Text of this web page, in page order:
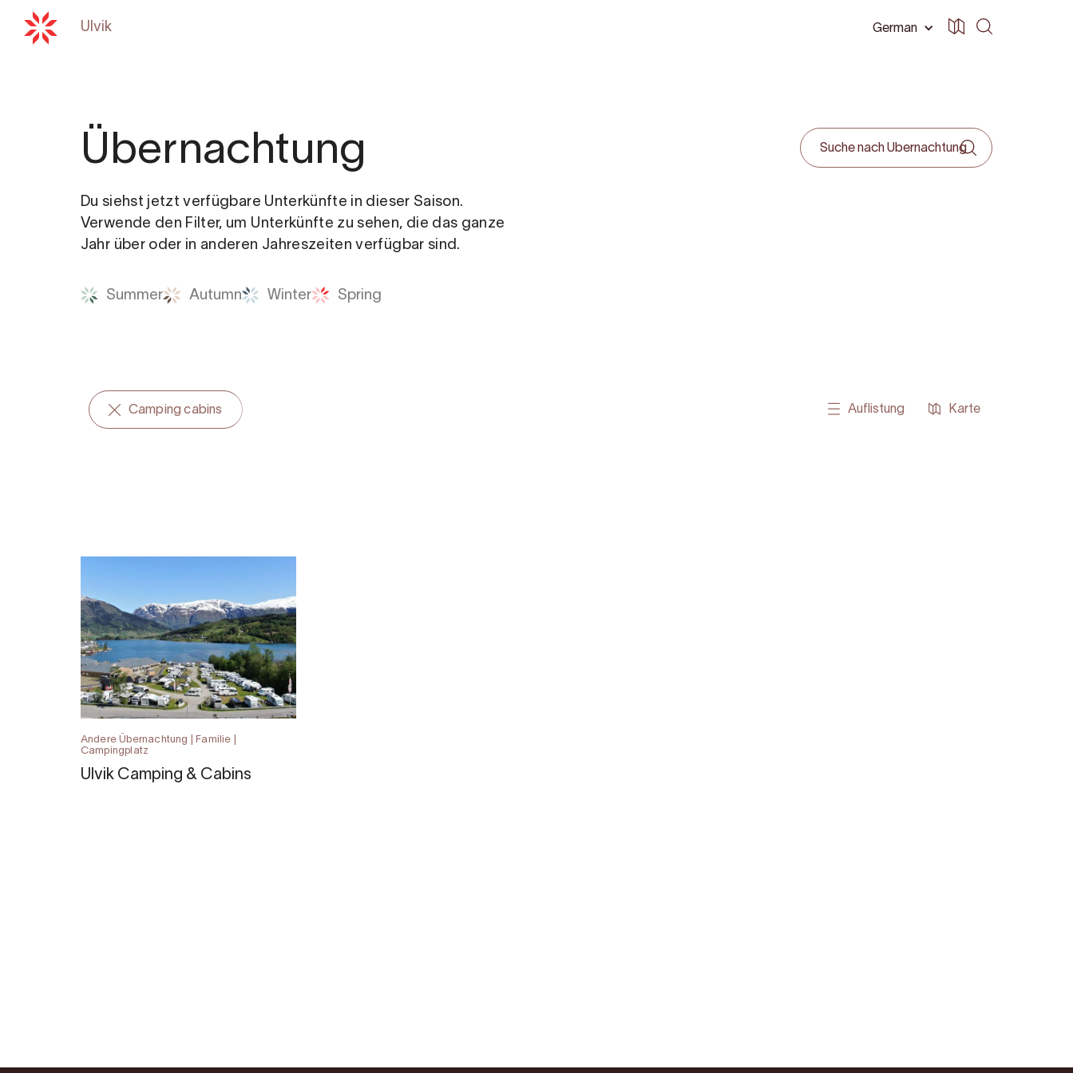
German
Ulvik
Übernachtung
Du siehst jetzt verfügbare Unterkünfte in dieser Saison.
Verwende den Filter, um Unterkünfte zu sehen, die das ganze
Jahr über oder in anderen Jahreszeiten verfügbar sind.
Summer Autumn Winter Spring
Camping cabins Auflistung Karte
Andere Übernachtung | Familie |
Campingplatz
Ulvik Camping & Cabins